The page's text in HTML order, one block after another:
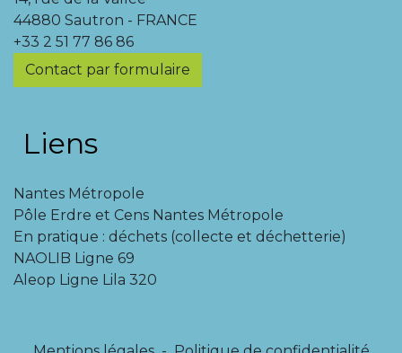
44880 Sautron - FRANCE
+33 2 51 77 86 86
Contact par formulaire
Liens
Nantes Métropole
Pôle Erdre et Cens Nantes Métropole
En pratique : déchets (collecte et déchetterie)
NAOLIB Ligne 69
Aleop Ligne Lila 320